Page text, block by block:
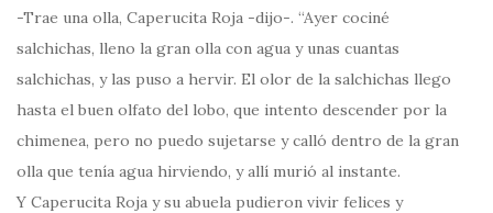
-Trae una olla, Caperucita Roja -dijo-. “Ayer cociné
salchichas, lleno la gran olla con agua y unas cuantas
salchichas, y las puso a hervir. El olor de la salchichas llego
hasta el buen olfato del lobo, que intento descender por la
chimenea, pero no puedo sujetarse y calló dentro de la gran
olla que tenía agua hirviendo, y allí murió al instante.
Y Caperucita Roja y su abuela pudieron vivir felices y